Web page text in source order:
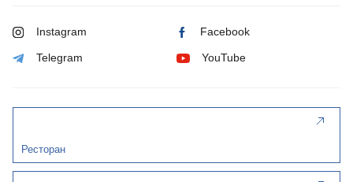
Instagram Facebook
Telegram YouTube
Ресторан